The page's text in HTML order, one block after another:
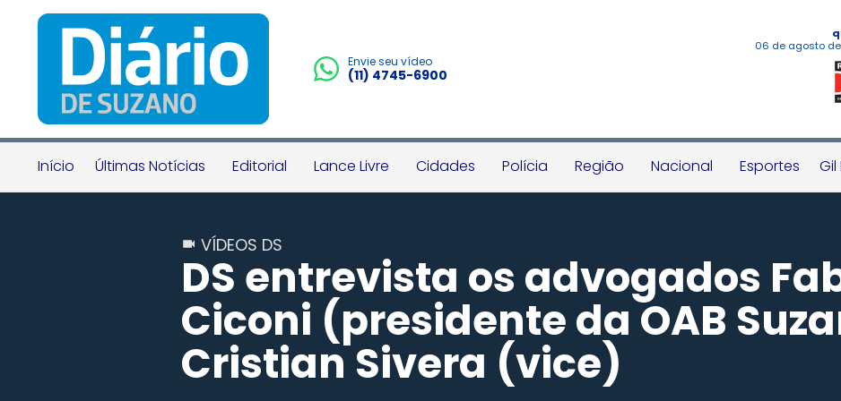
Envie seu vídeo
(11) 4745-6900
06 de agosto
Início Últimas Notícias Editorial Lance Livre Cidades Polícia Região Nacional Esportes Gil
VÍDEOS DS
DS entrevista os advogados
Ciconi (presidente da OAB
Cristian Sivera (vice)